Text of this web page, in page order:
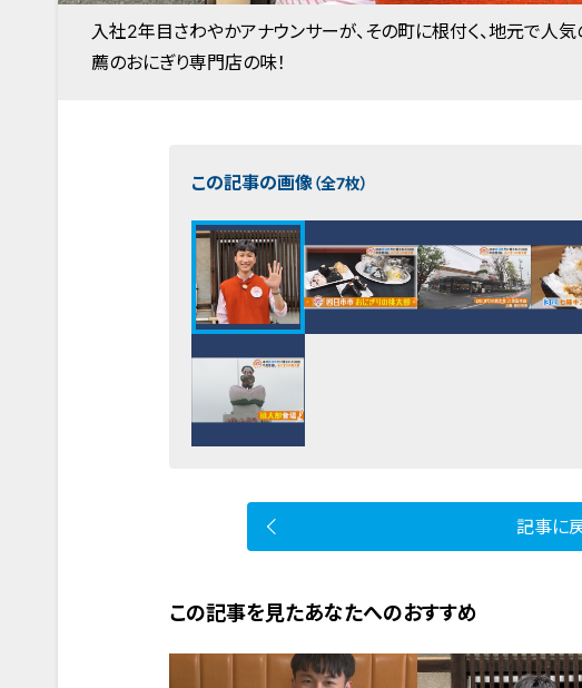
入社2年目さわやかアナウンサーが、その町に根付く、地元で人
薦のおにぎり専門店の味！
この記事の画像（全7枚）
記事に
この記事を見たあなたへのおすすめ